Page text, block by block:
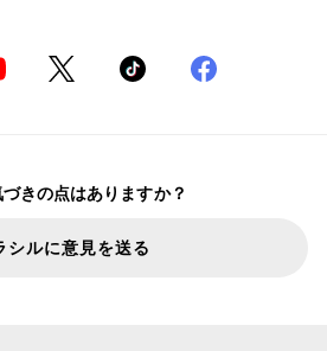
きの点はありますか？
シルに意見を送る